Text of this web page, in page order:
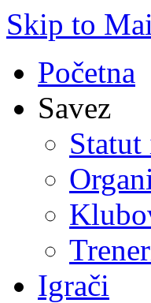
Skip to
Početna
Savez
Igrači